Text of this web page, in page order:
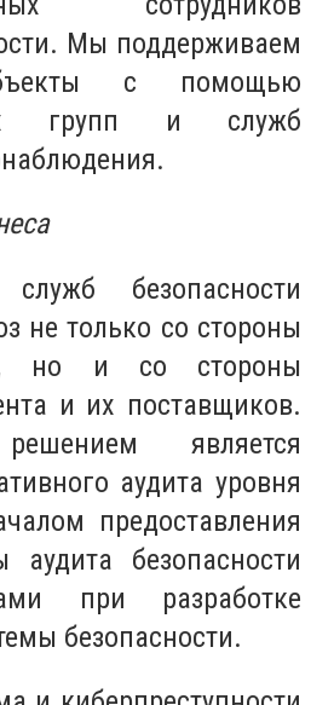
Мы поддерживаем
с помощью
групп и служб
служб безопасности
не только со стороны
но и со стороны
и их поставщиков.
является
аудита уровня
предоставления
аудита безопасности
при разработке
безопасности.